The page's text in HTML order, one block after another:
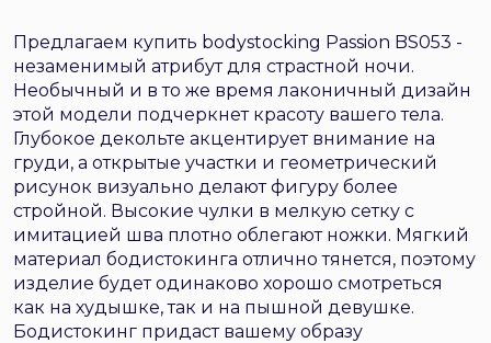
Предлагаем купить bodystocking Passion BS053 -
незаменимый атрибут для страстной ночи.
Необычный и в то же время лаконичный дизайн
этой модели подчеркнет красоту вашего тела.
Глубокое декольте акцентирует внимание на
груди, а открытые участки и геометрический
рисунок визуально делают фигуру более
стройной. Высокие чулки в мелкую сетку с
имитацией шва плотно облегают ножки. Мягкий
материал бодистокинга отлично тянется, поэтому
изделие будет одинаково хорошо смотреться
как на худышке, так и на пышной девушке.
Бодистокинг придаст вашему образу